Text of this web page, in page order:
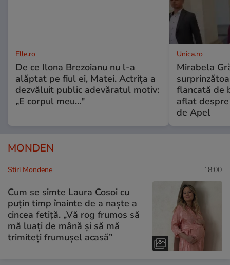
Elle.ro
De ce Ilona Brezoianu nu l-a
alăptat pe fiul ei, Matei. Actrița a
dezvăluit public adevăratul motiv:
„E corpul meu..."
Unica.ro
Mirabela
flancată de
aflat
de Apel
MONDEN
Stiri Mondene 18:00
Cum se simte Laura Cosoi cu
puțin timp înainte de a naște a
cincea fetiță. „Vă rog frumos să
mă luați de mână și să mă
trimiteți frumușel acasă”